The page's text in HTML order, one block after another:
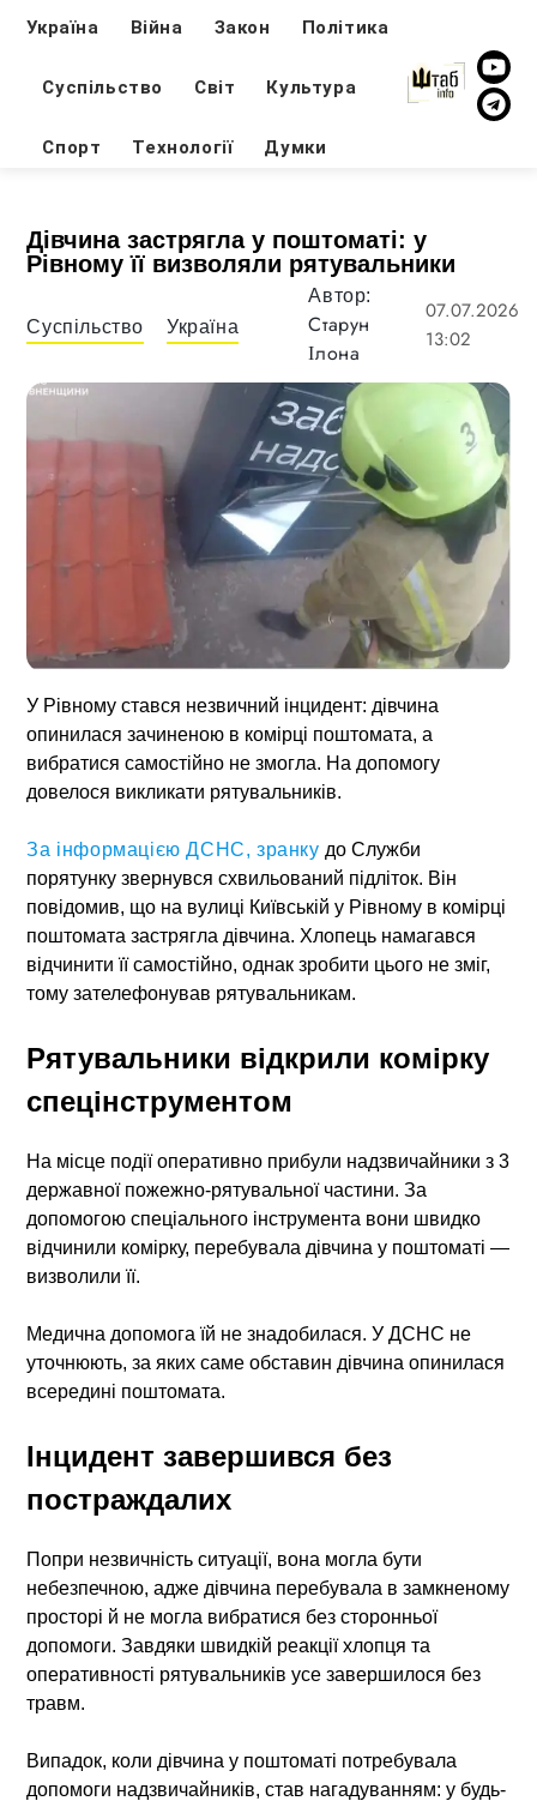
Україна Війна Закон Політика
Суспільство Світ Культура
Спорт Технології Думки
Дівчина застрягла у поштоматі: у
Рівному її визволяли рятувальники
Суспільство Україна
Автор:
Старун
Ілона
07.07.2026
13:02
У Рівному стався незвичний інцидент: дівчина
опинилася зачиненою в комірці поштомата, а
вибратися самостійно не змогла. На допомогу
довелося викликати рятувальників.
За інформацією ДСНС, зранку до Служби
порятунку звернувся схвильований підліток. Він
повідомив, що на вулиці Київській у Рівному в комірці
поштомата застрягла дівчина. Хлопець намагався
відчинити її самостійно, однак зробити цього не зміг,
тому зателефонував рятувальникам.
Рятувальники відкрили комірку
спецінструментом
На місце події оперативно прибули надзвичайники з 3
державної пожежно-рятувальної частини. За
допомогою спеціального інструмента вони швидко
відчинили комірку, перебувала дівчина у поштоматі —
визволили її.
Медична допомога їй не знадобилася. У ДСНС не
уточнюють, за яких саме обставин дівчина опинилася
всередині поштомата.
Інцидент завершився без
постраждалих
Попри незвичність ситуації, вона могла бути
небезпечною, адже дівчина перебувала в замкненому
просторі й не могла вибратися без сторонньої
допомоги. Завдяки швидкій реакції хлопця та
оперативності рятувальників усе завершилося без
травм.
Випадок, коли дівчина у поштоматі потребувала
допомоги надзвичайників, став нагадуванням: у будь-